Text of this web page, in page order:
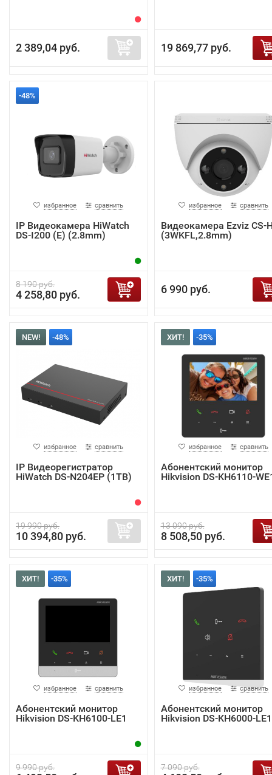
2 389,04 руб. 19 869,77 руб.
-48%
избранное сравнить
IP Видеокамера HiWatch
DS-I200 (E) (2.8mm)
8 190 руб.
4 258,80 руб.
избранное сравнить
Видеокамера Ezviz CS-
(3WKFL,2.8mm)
6 990 руб.
NEW! -48%
избранное сравнить
IP Видеорегистратор
HiWatch DS-N204EP (1TB)
19 990 руб.
10 394,80 руб.
ХИТ! -35%
избранное сравнить
Абонентский монитор
Hikvision DS-KH6110-
13 090 руб.
8 508,50 руб.
ХИТ! -35%
избранное сравнить
Абонентский монитор
Hikvision DS-KH6100-LE1
9 990 руб.
ХИТ! -35%
избранное сравнить
Абонентский монитор
Hikvision DS-KH6000-LE1
7 090 руб.